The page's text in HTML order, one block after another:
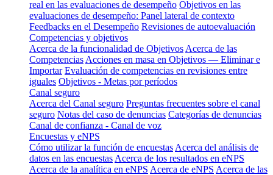
real en las evaluaciones de desempeño Objetivos en las
evaluaciones de desempeño: Panel lateral de contexto
Feedbacks en el Desempeño Revisiones de autoevaluación
Competencias y objetivos
Acerca de la funcionalidad de Objetivos Acerca de las
Competencias Acciones en masa en Objetivos — Eliminar e
Importar Evaluación de competencias en revisiones entre
iguales Objetivos - Metas por períodos
Canal seguro
Acerca del Canal seguro Preguntas frecuentes sobre el canal
seguro Notas del caso de denuncias Categorías de denuncias
Canal de confianza - Canal de voz
Encuestas y eNPS
Cómo utilizar la función de encuestas Acerca del análisis de
datos en las encuestas Acerca de los resultados en eNPS
Acerca de la analítica en eNPS Acerca de eNPS Acerca de las